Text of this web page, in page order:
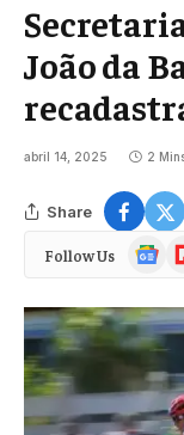
João da
abril 14, 2025 2
Share
Follow Us
Google
News